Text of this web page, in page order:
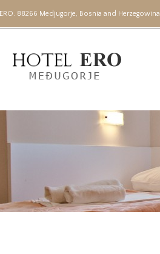
ERO. 88266 Medjugorje, Bosnia and Herzegowina